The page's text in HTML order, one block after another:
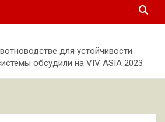
для устойчивости
обсудили на VIV ASIA 2023